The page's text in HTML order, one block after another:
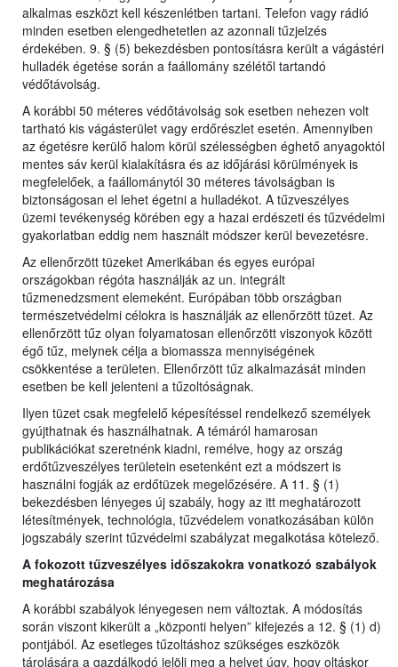
alkalmas eszközt kell készenlétben tartani. Telefon vagy rádió
minden esetben elengedhetetlen az azonnali tűzjelzés
érdekében. 9. § (5) bekezdésben pontosításra került a vágástéri
hulladék égetése során a faállomány szélétől tartandó
védőtávolság.
A korábbi 50 méteres védőtávolság sok esetben nehezen volt
tartható kis vágásterület vagy erdőrészlet esetén. Amennyiben
az égetésre kerülő halom körül szélességben éghető anyagoktól
mentes sáv kerül kialakításra és az időjárási körülmények is
megfelelőek, a faállománytól 30 méteres távolságban is
biztonságosan el lehet égetni a hulladékot. A tűzveszélyes
üzemi tevékenység körében egy a hazai erdészeti és tűzvédelmi
gyakorlatban eddig nem használt módszer kerül bevezetésre.
Az ellenőrzött tüzeket Amerikában és egyes európai
országokban régóta használják az un. integrált
tűzmenedzsment elemeként. Európában több országban
természetvédelmi célokra is használják az ellenőrzött tüzet. Az
ellenőrzött tűz olyan folyamatosan ellenőrzött viszonyok között
égő tűz, melynek célja a biomassza mennyiségének
csökkentése a területen. Ellenőrzött tűz alkalmazását minden
esetben be kell jelenteni a tűzoltóságnak.
Ilyen tüzet csak megfelelő képesítéssel rendelkező személyek
gyújthatnak és használhatnak. A témáról hamarosan
publikációkat szeretnénk kiadni, remélve, hogy az ország
erdőtűzveszélyes területein esetenként ezt a módszert is
használni fogják az erdőtüzek megelőzésére. A 11. § (1)
bekezdésben lényeges új szabály, hogy az itt meghatározott
létesítmények, technológia, tűzvédelem vonatkozásában külön
jogszabály szerint tűzvédelmi szabályzat megalkotása kötelező.
A fokozott tűzveszélyes időszakokra vonatkozó szabályok
meghatározása
A korábbi szabályok lényegesen nem változtak. A módosítás
során viszont kikerült a „központi helyen” kifejezés a 12. § (1) d)
pontjából. Az esetleges tűzoltáshoz szükséges eszközök
tárolására a gazdálkodó jelöli meg a helyet úgy, hogy oltáskor